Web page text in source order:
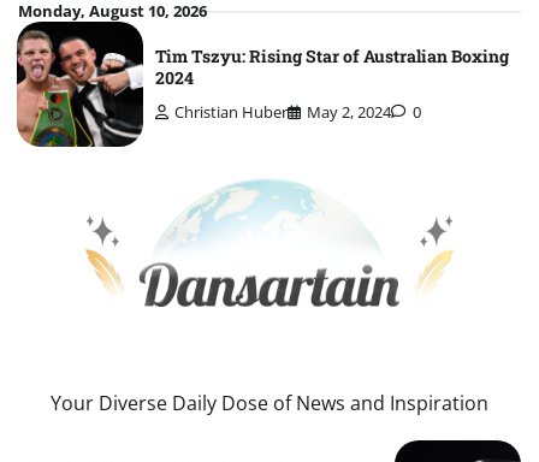
Skip
to
content
Monday, August 10, 2026
Tim Tszyu: Rising Star of Australian Boxing
2024
Christian Huber May 2, 2024 0
Your Diverse Daily Dose of News and Inspiration